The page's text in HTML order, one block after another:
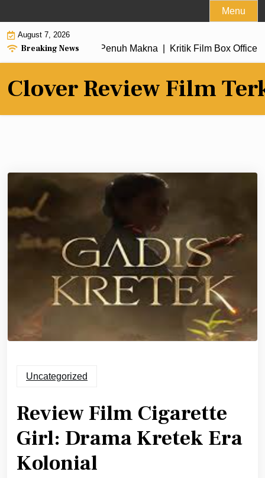
to
content
Menu
August 7, 2026
Breaking News
dengan Alur Cerita Penuh Makna |Kritik Film Box Office
Clover Review Film
Uncategorized
Review Film Cigarette
Girl: Drama Kretek Era
Kolonial